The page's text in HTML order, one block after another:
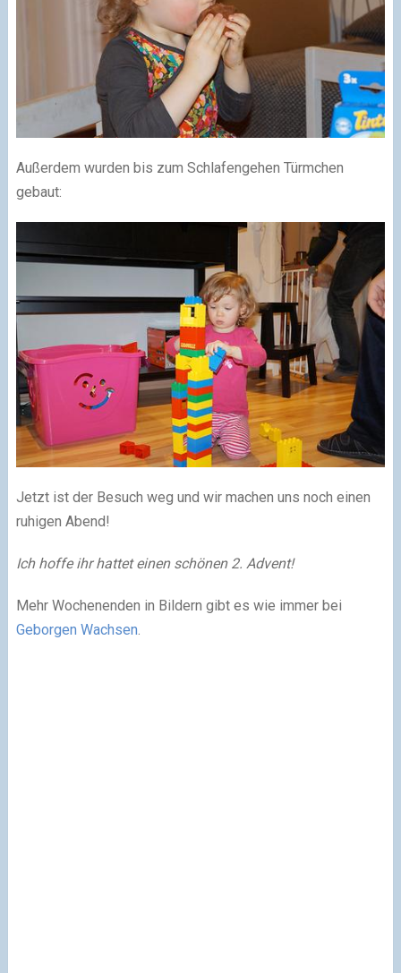
Außerdem wurden bis zum Schlafengehen Türmchen
gebaut:
Jetzt ist der Besuch weg und wir machen uns noch einen
ruhigen Abend!
Ich hoffe ihr hattet einen schönen 2. Advent!
Mehr Wochenenden in Bildern gibt es wie immer bei
Geborgen Wachsen.